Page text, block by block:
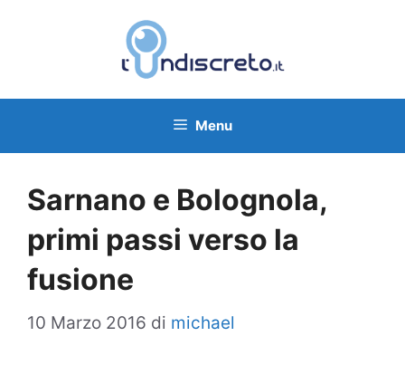
Menu
Sarnano e Bolognola,
primi passi verso la
fusione
10 Marzo 2016 di michael